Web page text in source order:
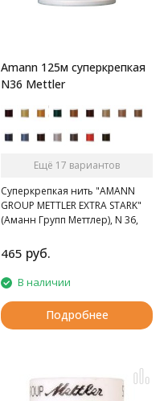
Amann 125м суперкрепкая
N36 Mettler
Ещё 17 вариантов
Суперкрепкая нить "AMANN
GROUP METTLER EXTRA STARK"
(Аманн Групп Меттлер), N 36,
465 руб.
В наличии
Подробнее